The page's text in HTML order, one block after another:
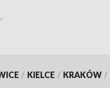
/ KIELCE / KRAKÓW /